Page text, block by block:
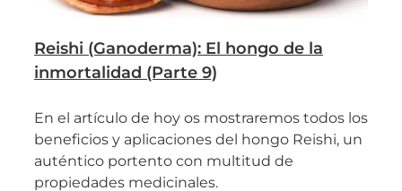
Reishi (Ganoderma): El hongo de la
inmortalidad (Parte 9)
En el artículo de hoy os mostraremos todos los
beneficios y aplicaciones del hongo Reishi, un
auténtico portento con multitud de
propiedades medicinales.